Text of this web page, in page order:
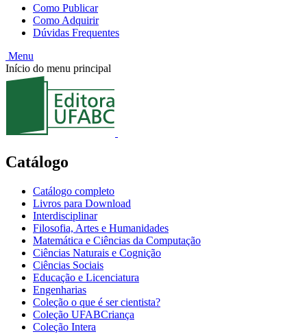
Como Publicar
Como Adquirir
Dúvidas Frequentes
Menu
Início do menu principal
Catálogo
Catálogo completo
Livros para Download
Interdisciplinar
Filosofia, Artes e Humanidades
Matemática e Ciências da Computação
Ciências Naturais e Cognição
Ciências Sociais
Educação e Licenciatura
Engenharias
Coleção o que é ser cientista?
Coleção UFABCriança
Coleção Intera